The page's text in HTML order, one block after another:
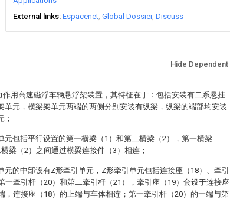
External links Espacenet Global Dossier Discuss
Hide Dependent
作用高速磁浮车辆悬浮架装置，其特征在于：包括安装有二系悬挂
单元，横梁架单元两端的两侧分别安装有纵梁，纵梁的端部均安装
；
元包括平行设置的第一横梁（1）和第二横梁（2），第一横梁
横梁（2）之间通过横梁连接件（3）相连；
元的中部设有Z形牵引单元，Z形牵引单元包括连接座（18）、牵引
一牵引杆（20）和第二牵引杆（21），牵引座（19）套设于连接座
，连接座（18）的上端与车体相连；第一牵引杆（20）的一端与第